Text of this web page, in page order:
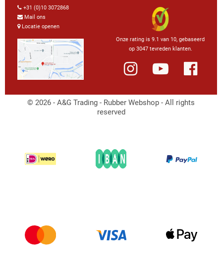
+31 (0)10 3072868
Mail ons
Locatie openen
Onze rating is 9.1 van 10, gebaseerd
op 3047 tevreden klanten.
© 2026 - A&G Trading - Rubber Webshop - All rights
reserved